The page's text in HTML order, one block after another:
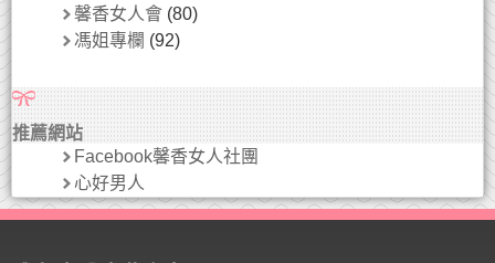
馨香女人會 (80)
馮姐專欄 (92)
推薦網站
Facebook馨香女人社團
心好男人